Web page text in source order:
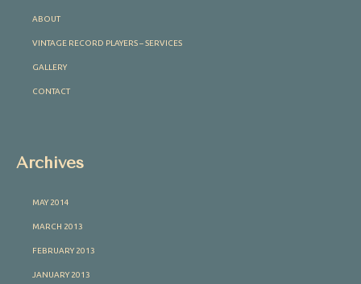
ABOUT
VINTAGE RECORD PLAYERS – SERVICES
GALLERY
CONTACT
Archives
MAY 2014
MARCH 2013
FEBRUARY 2013
JANUARY 2013